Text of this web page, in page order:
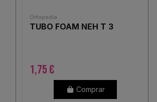
Ortopedia
TUBO FOAM NEH T 3
1,75 €
Comprar